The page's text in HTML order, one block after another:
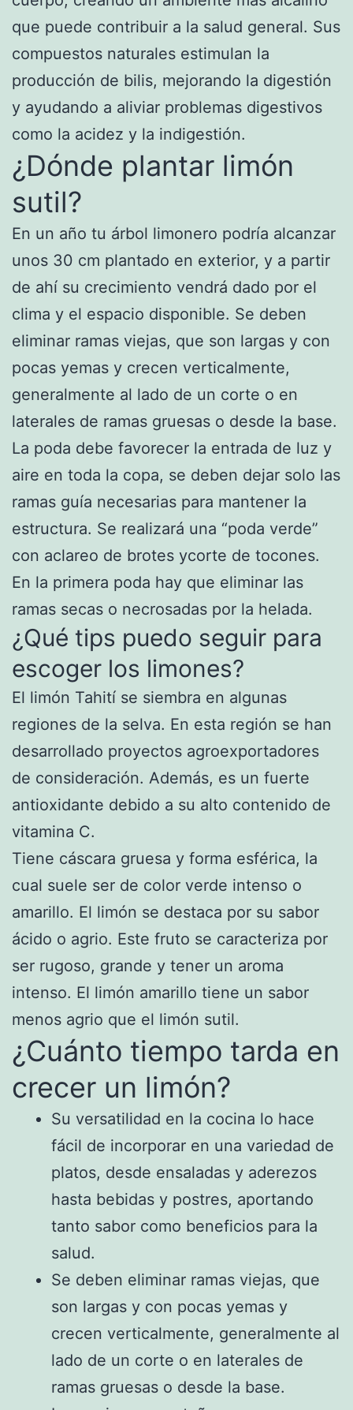
que puede contribuir a la salud general. Sus
compuestos naturales estimulan la
producción de bilis, mejorando la digestión
y ayudando a aliviar problemas digestivos
como la acidez y la indigestión.
¿Dónde plantar limón
sutil?
En un año tu árbol limonero podría alcanzar
unos 30 cm plantado en exterior, y a partir
de ahí su crecimiento vendrá dado por el
clima y el espacio disponible. Se deben
eliminar ramas viejas, que son largas y con
pocas yemas y crecen verticalmente,
generalmente al lado de un corte o en
laterales de ramas gruesas o desde la base.
La poda debe favorecer la entrada de luz y
aire en toda la copa, se deben dejar solo las
ramas guía necesarias para mantener la
estructura. Se realizará una “poda verde”
con aclareo de brotes ycorte de tocones.
En la primera poda hay que eliminar las
ramas secas o necrosadas por la helada.
¿Qué tips puedo seguir para
escoger los limones?
El limón Tahití se siembra en algunas
regiones de la selva. En esta región se han
desarrollado proyectos agroexportadores
de consideración. Además, es un fuerte
antioxidante debido a su alto contenido de
vitamina C.
Tiene cáscara gruesa y forma esférica, la
cual suele ser de color verde intenso o
amarillo. El limón se destaca por su sabor
ácido o agrio. Este fruto se caracteriza por
ser rugoso, grande y tener un aroma
intenso. El limón amarillo tiene un sabor
menos agrio que el limón sutil.
¿Cuánto tiempo tarda en
crecer un limón?
Su versatilidad en la cocina lo hace
fácil de incorporar en una variedad de
platos, desde ensaladas y aderezos
hasta bebidas y postres, aportando
tanto sabor como beneficios para la
salud.
Se deben eliminar ramas viejas, que
son largas y con pocas yemas y
crecen verticalmente, generalmente al
lado de un corte o en laterales de
ramas gruesas o desde la base.